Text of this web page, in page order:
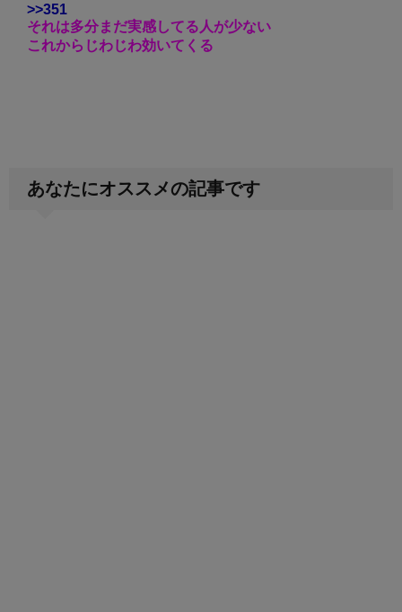
>>351
それは多分まだ実感してる人が少ない
これからじわじわ効いてくる
あなたにオススメの記事です